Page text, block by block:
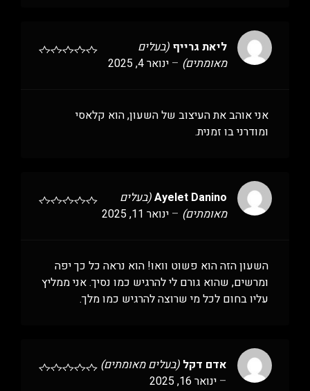
ליאת גרייף (בעלים
מאומתים) – ינואר 4, 2025
אני אוהב את העיצוב של השעון, הוא קלאסי
ומודרני בו זמנית.
Ayelet Danino(בעלים
מאומתים) – ינואר 11, 2025
השעון הזה הוא פשוט וואו! הוא נראה כל כך יפה
ומרשים, שהוא גורם לי להרגיש כמו נסיך. אני ממליץ
עליו בחום לכל מי שרוצה להרגיש כמו מלך.
אדם דקל (בעלים מאומתים)
– ינואר 16, 2025